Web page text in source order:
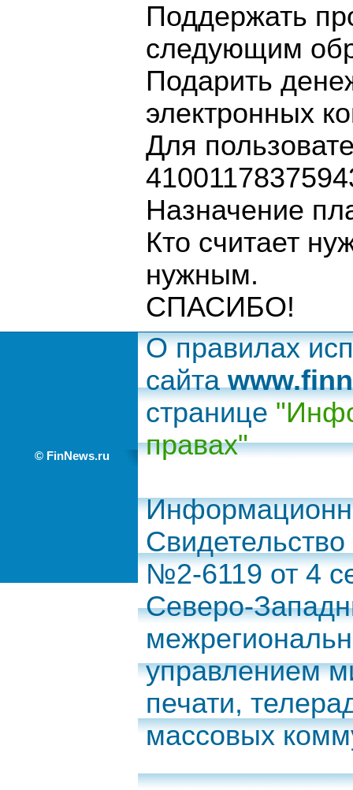
Поддержать
следующим
Подарить
электронных
Для
Назначение
Кто считает
нужным.
СПАСИБО!
© FinNews.ru
О правилах
сайта
странице
правах"
№2-6119 от 4
Северо-
управлением
печати,
массовых